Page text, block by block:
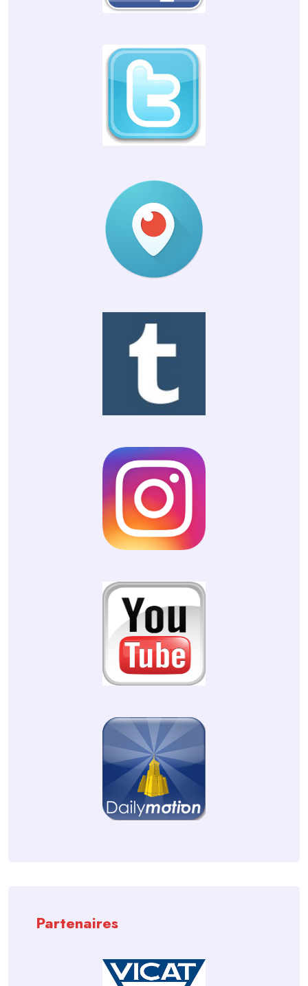
Partenaires